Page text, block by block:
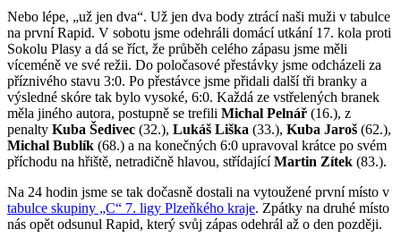
Nebo lépe, „už jen dva“. Už jen dva body ztrácí naši muži v tabulce
na první Rapid. V sobotu jsme odehráli domácí utkání 17. kola proti
Sokolu Plasy a dá se říct, že průběh celého zápasu jsme měli
víceméně ve své režii. Do poločasové přestávky jsme odcházeli za
příznivého stavu 3:0. Po přestávce jsme přidali další tři branky a
výsledné skóre tak bylo vysoké, 6:0. Každá ze vstřelených branek
měla jiného autora, postupně se trefili Michal Pelnář (16.), z
penalty Kuba Šedivec (32.), Lukáš Liška (33.), Kuba Jaroš (62.),
Michal Bublík (68.) a na konečných 6:0 upravoval krátce po svém
příchodu na hřiště, netradičně hlavou, střídajícíMartin Zítek (83.).
Na 24 hodin jsme se tak dočasně dostali na vytoužené první místo v
tabulce skupiny „C“ 7. ligy Plzeňkého kraje. Zpátky na druhé místo
nás opět odsunul Rapid, který svůj zápas odehrál až o den později.